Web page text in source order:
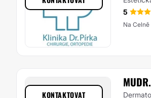
5
Na
KONTAKTOVAT